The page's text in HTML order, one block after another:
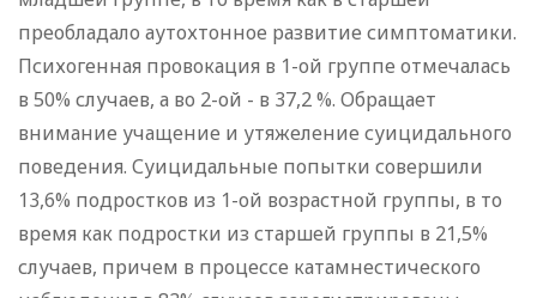
преобладало аутохтонное развитие симптоматики.
Психогенная провокация в 1-ой группе отмечалась
в 50% случаев, а во 2-ой - в 37,2 %. Обращает
внимание учащение и утяжеление суицидального
поведения. Суицидальные попытки совершили
13,6% подростков из 1-ой возрастной группы, в то
время как подростки из старшей группы в 21,5%
случаев, причем в процессе катамнестического